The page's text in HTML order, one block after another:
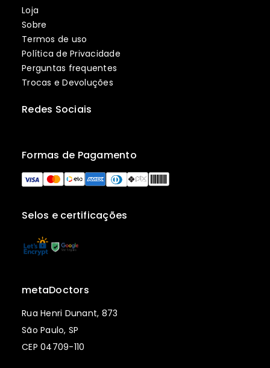
Loja
Sobre
Termos de uso
Política de Privacidade
Perguntas frequentes
Trocas e Devoluções
Selos e certificações
Formas de Pagamento
Redes Sociais
metaDoctors
Rua Henri Dunant, 873
São Paulo, SP
CEP 04709-110